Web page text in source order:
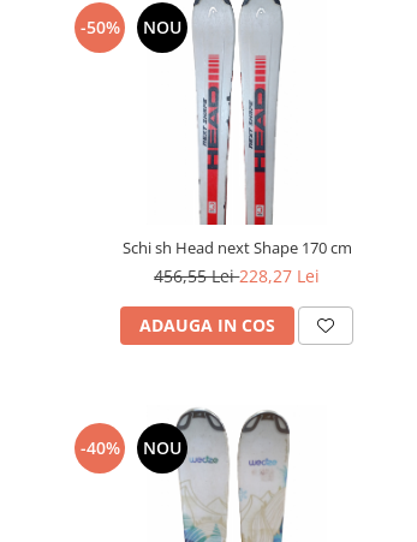
-50% NOU
Schi sh Head next Shape 170 cm
456,55 Lei228,27 Lei
ADAUGA IN COS
-40% NOU